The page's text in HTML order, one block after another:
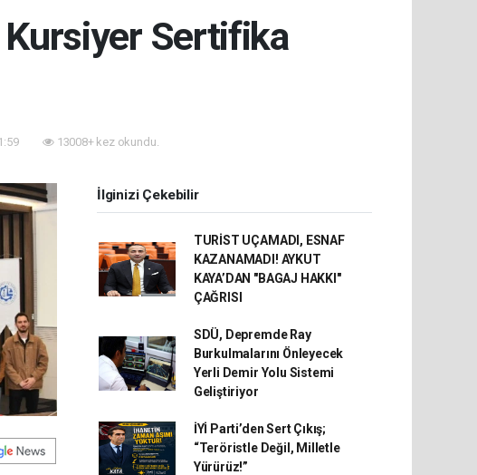
Kursiyer Sertifika
13008+ kez okundu.
İlginizi Çekebilir
TURİST UÇAMADI, ESNAF
KAZANAMADI! AYKUT
KAYA’DAN "BAGAJ HAKKI"
ÇAĞRISI
SDÜ, Depremde Ray
Burkulmalarını Önleyecek
Yerli Demir Yolu Sistemi
Geliştiriyor
İYİ Parti’den Sert Çıkış;
“Teröristle Değil, Milletle
Yürürüz!”